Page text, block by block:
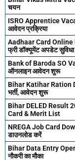
चयन
ISRO Apprentice
आवेदन प्रक्रिया
Aadhaar Card Online
फ्री डॉक्यूमेंट अपडेट सुविधा
Bank of Baroda SO
ऑनलाइन आवेदन शुरू
Bihar Katihar Ration
भर्ती, आवेदन शुरू
Bihar DELED Result
Card & Merit List
NREGA Job Card
डाउनलोड करें
Bihar Data Entry
नौकरी का मौका